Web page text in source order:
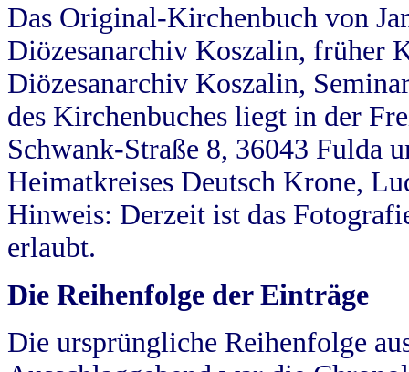
Das Original-Kirchenbuch von
Diözesanarchiv Koszalin, früher
Diözesanarchiv Koszalin,
des Kirchenbuches liegt in der
Schwank-Straße 8, 36043 Fulda
Heimatkreises Deutsch Krone,
Hinweis: Derzeit ist das
erlaubt.
Die Reihenfolge der Einträge
Die ursprüngliche Reihenfolge